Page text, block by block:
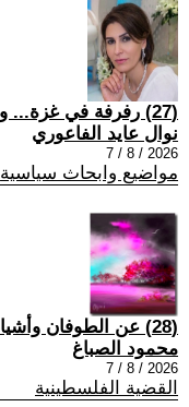
(27) رفرفة في غزة... وإعصار في واشنطن
نوال عايد الفاعوري
2026 / 8 / 7
مواضيع وابحاث سياسية
(28) عن الطوفان وأشياء أخرى (65)
محمود الصباغ
2026 / 8 / 7
القضية الفلسطينية